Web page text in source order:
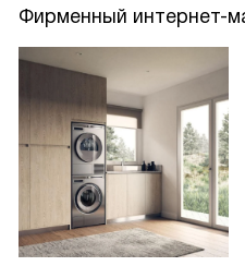
Фирменный интернет-